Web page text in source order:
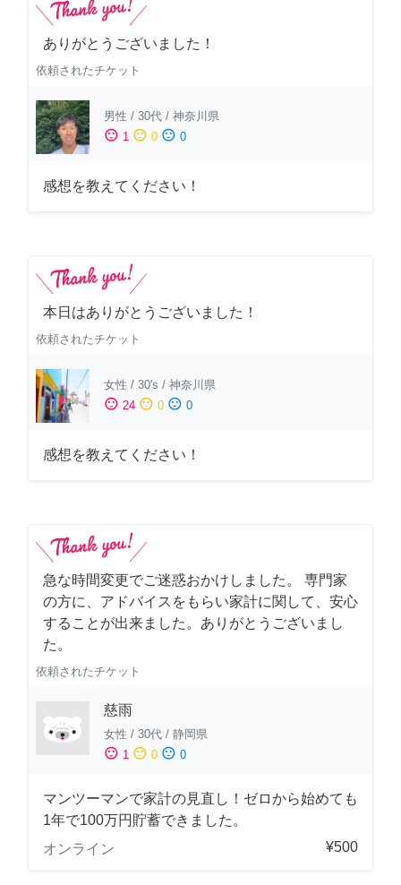
ありがとうございました！
依頼されたチケット
男性 / 30代 / 神奈川県
sentiment_satisfied 1 sentiment_neutral 0 sentiment_dissatisfied 0
感想を教えてください！
本日はありがとうございました！
依頼されたチケット
女性 / 30's / 神奈川県
sentiment_satisfied 24 sentiment_neutral 0 sentiment_dissatisfied 0
感想を教えてください！
急な時間変更でご迷惑おかけしました。 専門家
の方に、アドバイスをもらい家計に関して、安心
することが出来ました。ありがとうございまし
た。
依頼されたチケット
慈雨
女性 / 30代 / 静岡県
sentiment_satisfied 1 sentiment_neutral 0 sentiment_dissatisfied 0
マンツーマンで家計の見直し！ゼロから始めても
1年で100万円貯蓄できました。
オンライン
¥500